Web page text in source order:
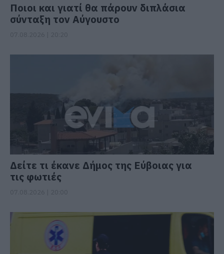
Ποιοι και γιατί θα πάρουν διπλάσια
σύνταξη τον Αύγουστο
Δείτε τι έκανε Δήμος της Εύβοιας για
τις φωτιές